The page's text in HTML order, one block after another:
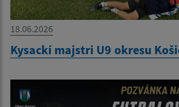
18.06.2026
Kysackí majstri U9 okresu